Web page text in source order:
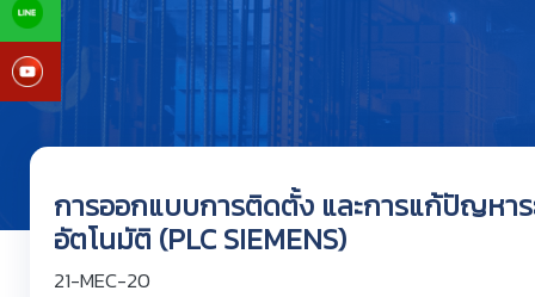
การออกแบบการติดตั้ง และการแก้ปัญหา
อัตโนมัติ (PLC SIEMENS)
21-MEC-20